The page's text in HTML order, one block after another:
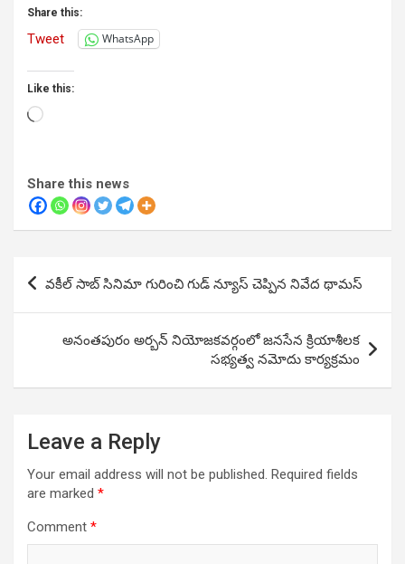
Share this:
Tweet WhatsApp
Like this:
Loading…
Share this news
Post
వకీల్ సాబ్ సినిమా గురించి గుడ్ న్యూస్ చెప్పిన నివేద థామస్
అనంతపురం అర్బన్ నియోజకవర్గంలో జనసేన క్రియాశీలక
సభ్యత్వ నమోదు కార్యక్రమం
Leave a Reply
Your email address will not be published. Required fields
are marked *
Comment *